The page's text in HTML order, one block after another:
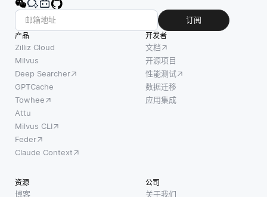
订阅
产品
Zilliz Cloud
Milvus
Deep Searcher
GPTCache
Towhee
Attu
Milvus CLI
Feder
Claude Context
开发者
文档
开源项目
性能测试
数据迁移
应用集成
资源
博客
公司
关于我们